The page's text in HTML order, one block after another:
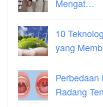
Mengat…
10
yang
Perbedaan
Radang